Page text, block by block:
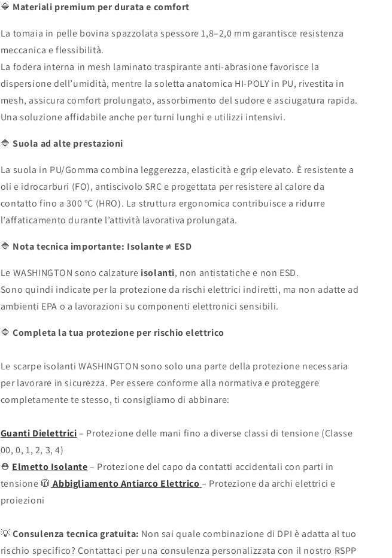
🔷 Materiali premium per durata e comfort
La tomaia in pelle bovina spazzolata spessore 1,8–2,0 mm garantisce resistenza
meccanica e flessibilità.
La fodera interna in mesh laminato traspirante anti-abrasione favorisce la
dispersione dell’umidità, mentre la soletta anatomica HI-POLY in PU, rivestita in
mesh, assicura comfort prolungato, assorbimento del sudore e asciugatura rapida.
Una soluzione affidabile anche per turni lunghi e utilizzi intensivi.
🔷 Suola ad alte prestazioni
La suola in PU/Gomma combina leggerezza, elasticità e grip elevato. È resistente a
oli e idrocarburi (FO), antiscivolo SRC e progettata per resistere al calore da
contatto fino a 300 °C (HRO). La struttura ergonomica contribuisce a ridurre
l’affaticamento durante l’attività lavorativa prolungata.
🔷 Nota tecnica importante: Isolante ≠ ESD
Le WASHINGTON sono calzature isolanti, non antistatiche e non ESD.
Sono quindi indicate per la protezione da rischi elettrici indiretti, ma non adatte ad
ambienti EPA o a lavorazioni su componenti elettronici sensibili.
🔷 Completa la tua protezione per rischio elettrico
Le scarpe isolanti WASHINGTON sono solo una parte della protezione necessaria
per lavorare in sicurezza. Per essere conforme alla normativa e proteggere
completamente te stesso, ti consigliamo di abbinare:
Guanti Dielettrici– Protezione delle mani fino a diverse classi di tensione (Classe
00, 0, 1, 2, 3, 4)
⛑️ Elmetto Isolante– Protezione del capo da contatti accidentali con parti in
tensione 🧥 AbbigliamentoAntiarco Elettrico – Protezione da archi elettrici e
proiezioni
💡Consulenza tecnica gratuita: Non sai quale combinazione di DPI è adatta al tuo
rischio specifico? Contattaci per una consulenza personalizzata con il nostro RSPP